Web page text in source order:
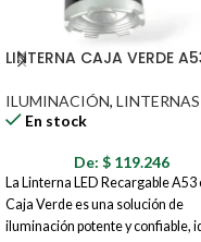
LINTERNA CAJA VERDE
ILUMINACIÓN, LINTERNAS
En stock
De: $ 119.246
La Linterna LED Recargable A53
Caja Verde es una solución de
iluminación potente y confiable,